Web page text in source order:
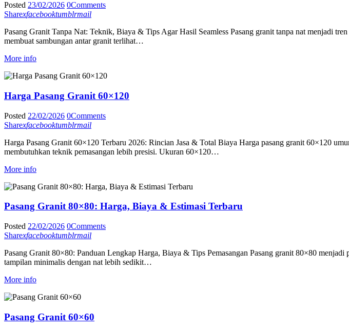
Posted 23/02/2026 0Comments
Sharexfacebooktumblrmail
Pasang Granit Tanpa Nat: Teknik, Biaya & Tips Agar Hasil Seamless Pasang granit tanpa nat menjadi
membuat sambungan antar granit terlihat…
More info
Harga Pasang Granit 60×120
Posted 22/02/2026 0Comments
Sharexfacebooktumblrmail
Harga Pasang Granit 60×120 Terbaru 2026: Rincian Jasa & Total Biaya Harga pasang granit 60×120
membutuhkan teknik pemasangan lebih presisi. Ukuran 60×120…
More info
Pasang Granit 80×80: Harga, Biaya & Estimasi Terbaru
Posted 22/02/2026 0Comments
Sharexfacebooktumblrmail
Pasang Granit 80×80: Panduan Lengkap Harga, Biaya & Tips Pemasangan Pasang granit 80×80
tampilan minimalis dengan nat lebih sedikit…
More info
Pasang Granit 60×60